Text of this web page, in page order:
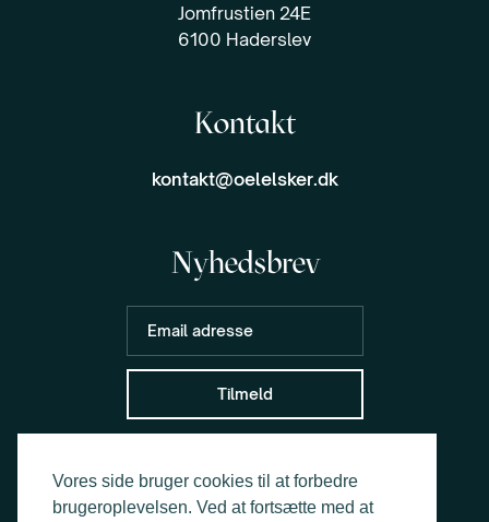
Vores side bruger cookies til at forbedre
brugeroplevelsen. Ved at fortsætte med at
Jomfrustien 24E
6100 Haderslev
Kontakt
kontakt@oelelsker.dk
Nyhedsbrev